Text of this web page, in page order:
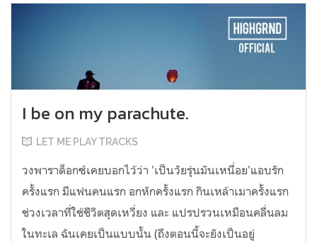
I be on my parachute.
LET ME PLAY TRACKS
วงพาราด็อกซ์เคยบอกไว้ว่า 'เป็นวัยรุ่นมันเหนื่อย'แอบรัก
ครั้งแรก มีแฟนคนแรก อกหักครั้งแรก กินเหล้าเมาครั้งแรก
ช่วงเวลาที่ใช้ชีวิตสุดเหวี่ยง และ แปรปรวนเหมือนคลื่นลม
ในทะเล ฉันเคยเป็นแบบนั้น (ถึงตอนนี้จะยังเป็นอยู่